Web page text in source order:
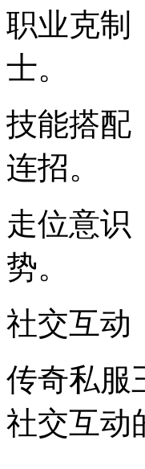
职业克制
士。
技能搭配
连招。
走位意识
势。
社交互动
传奇私服
社交互动